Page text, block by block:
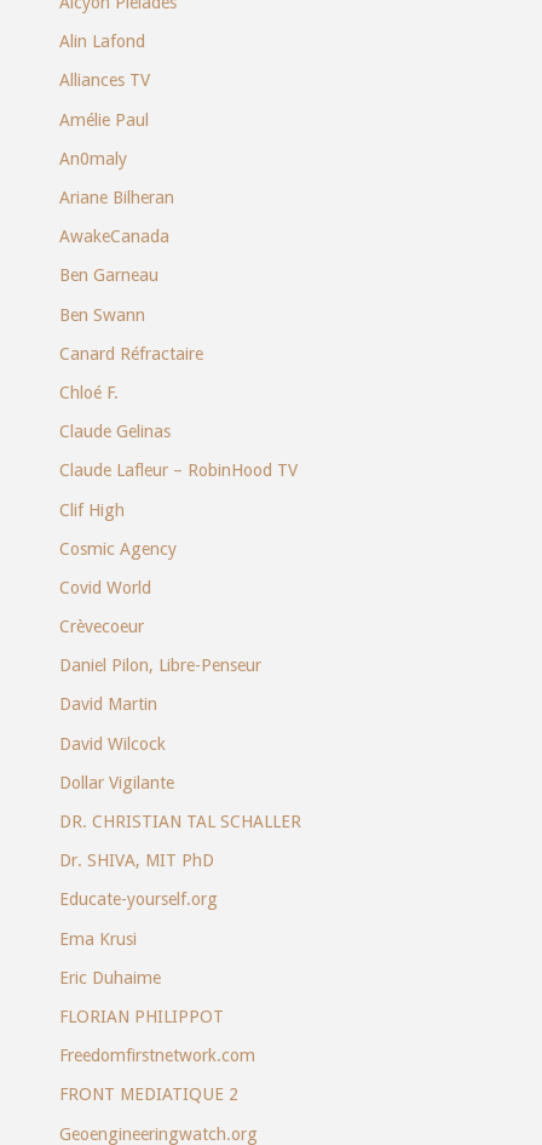
Alin Lafond
Alliances TV
Amélie Paul
An0maly
Ariane Bilheran
AwakeCanada
Ben Garneau
Ben Swann
Canard Réfractaire
Chloé F.
Claude Gelinas
Claude Lafleur – RobinHood TV
Clif High
Cosmic Agency
Covid World
Crèvecoeur
Daniel Pilon, Libre-Penseur
David Martin
David Wilcock
Dollar Vigilante
DR. CHRISTIAN TAL SCHALLER
Dr. SHIVA, MIT PhD
Educate-yourself.org
Ema Krusi
Eric Duhaime
FLORIAN PHILIPPOT
Freedomfirstnetwork.com
FRONT MEDIATIQUE 2
Geoengineeringwatch.org